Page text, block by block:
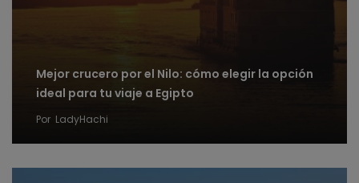
Mejor crucero por el Nilo: cómo elegir la opción
ideal para tu viaje a Egipto
Por LadyHachi